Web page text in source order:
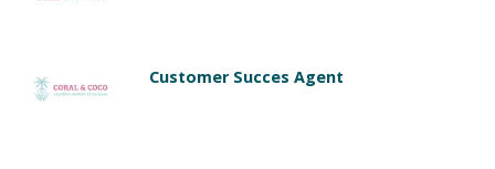
Customer Succes Agent